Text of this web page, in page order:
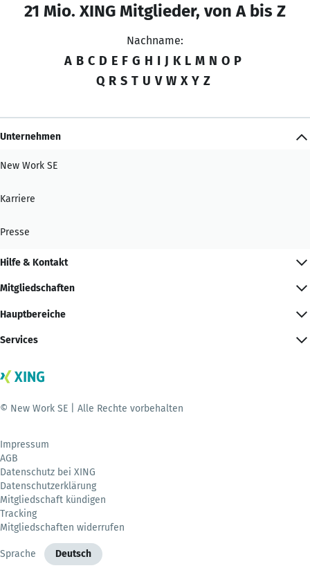
21 Mio. XING Mitglieder, von A bis Z
Nachname:
A B C D E F G H I J K L M N O P
Q R S T U V W X Y Z
Unternehmen
New Work SE
Karriere
Presse
Hilfe & Kontakt
Mitgliedschaften
Hauptbereiche
Services
© New Work SE | Alle Rechte vorbehalten
Impressum
AGB
Datenschutz bei XING
Datenschutzerklärung
Mitgliedschaft kündigen
Tracking
Mitgliedschaften widerrufen
Sprache Deutsch